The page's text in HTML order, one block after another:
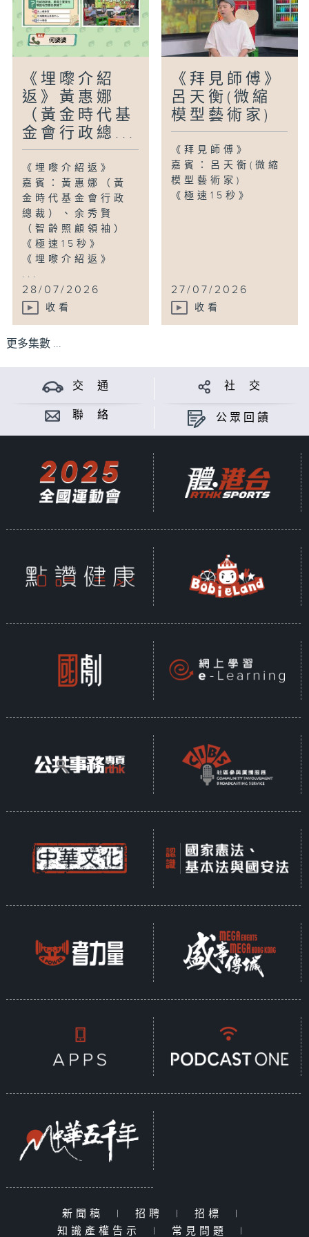
《埋嚟介紹
返》黃惠娜
（黃金時代基
金會行政總...
《埋嚟介紹返》
嘉賓：黃惠娜（黃
金時代基金會行政
總裁）、余秀賢
（智齡照顧領袖）
《極速15秒》
《埋嚟介紹返》
...
28/07/2026
收看
《拜見師傅》
呂天衡(微縮
模型藝術家)
《拜見師傅》
嘉賓：呂天衡(微縮
模型藝術家)
《極速15秒》
27/07/2026
收看
更多集數 ...
交 通 社 交
聯 絡 公眾回饋
新聞稿 | 招聘 | 招標
|
知識產權告示
| 常見問題 |